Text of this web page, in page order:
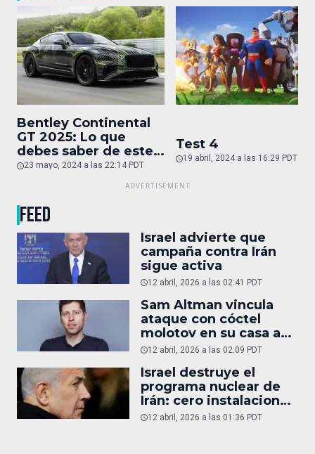
Bentley Continental
GT 2025: Lo que
debes saber de este
auto de superlujo
23 mayo, 2024 a las 22:14 PDT
Test 4
19 abril, 2024 a las 16:29 PDT
FEED
Israel advierte que
campaña contra Irán
sigue activa
12 abril, 2026 a las 02:41 PDT
Sam Altman vincula
ataque con cóctel
molotov en su casa a
reportaje
12 abril, 2026 a las 02:09 PDT
Israel destruye el
programa nuclear de
Irán: cero instalaciones
operativas
12 abril, 2026 a las 01:36 PDT